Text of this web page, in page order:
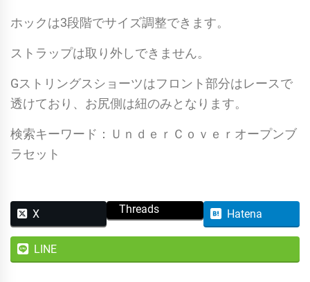
リ
ン
ス
シ
ョ
ー
ホ
ワ
イ
ホックは3段階でサイズ調整できます。
ストラップは取り外しできません。
Gストリングスショーツはフロント部分はレースで
透けており、お尻側は紐のみとなります。
検索キーワード：ＵｎｄｅｒＣｏｖｅｒオープンブ
ラセット
X Threads Hatena
LINE